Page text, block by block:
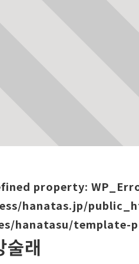
property:
hanatas.jp/
hanatasu/template-
술래